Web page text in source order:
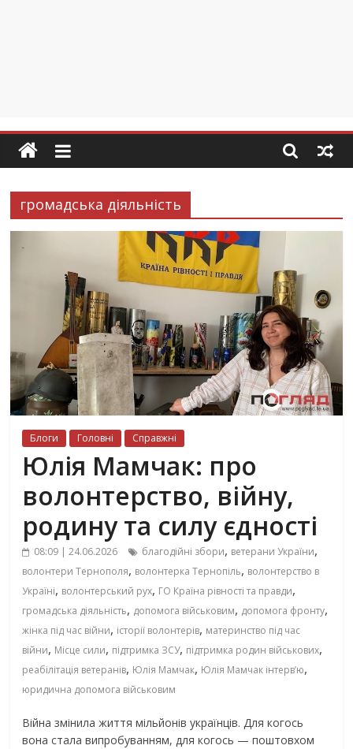
громадська діяльність
Блоги Головні Справжні
Юлія Мамчак: про
волонтерство, війну,
родину та силу єдності
08:09 | 24.06.2026 благодійні збори, ветерани України,
волонтери Тернополя, волонтерка Тернопіль, волонтерство в
Україні, волонтерський рух, ГО Країна рівності та правди,
громадська діяльність, допомога військовим, допомога фронту,
жінка під час війни, історії волонтерів, материнство під час
війни, Місце сили, підтримка ЗСУ, підтримка родин військових,
реабілітація ветеранів, Юлія Мамчак, Юлія Мамчак інтерв’ю,
юридична допомога військовим
Війна змінила життя мільйонів українців. Для когось
вона стала випробуванням, для когось — поштовхом